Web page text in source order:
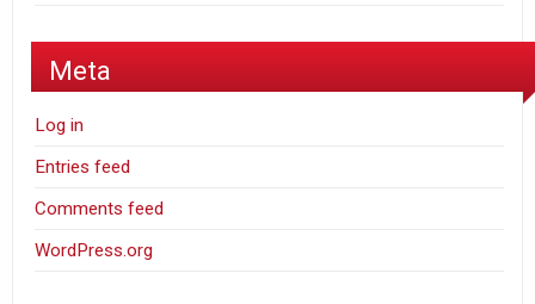
Meta
Log in
Entries feed
Comments feed
WordPress.org